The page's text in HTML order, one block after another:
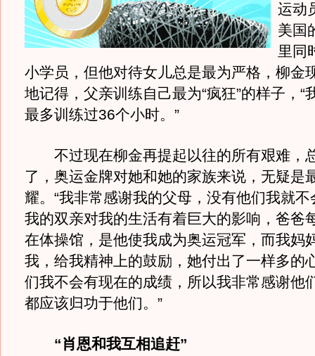
运动
美国
里同
小学员，但他对待女儿总是最为严格，柳金
地记得，父亲训练自己最为“疯狂”的样子，“
最多训练过36个小时。”
不过现在柳金再提起以往的所有艰难，
了，奥运金牌对她和她的家族来说，无疑是
耀。“我非常感谢我的父母，没有他们我就
我的双亲对我的生活有着巨大的影响，爸爸
在体操馆，是他使我成为奥运冠军，而我妈
我，给我精神上的鼓励，她付出了一样多的
们我不会有现在的成绩，所以我非常感谢他
都应该归功于他们。”
“肖恩和我互相追赶”